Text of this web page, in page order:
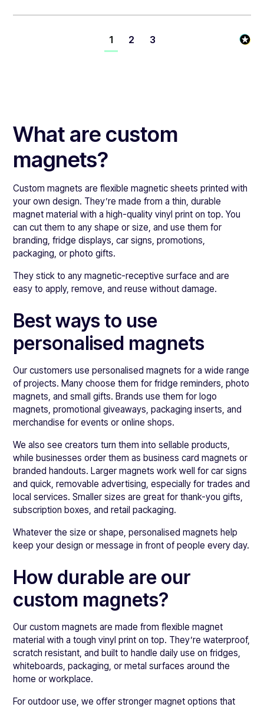
1 2 3
What are custom
magnets?
Custom magnets are flexible magnetic sheets printed with
your own design. They’re made from a thin, durable
magnet material with a high-quality vinyl print on top. You
can cut them to any shape or size, and use them for
branding, fridge displays, car signs, promotions,
packaging, or photo gifts.
They stick to any magnetic-receptive surface and are
easy to apply, remove, and reuse without damage.
Best ways to use
personalised magnets
Our customers use personalised magnets for a wide range
of projects. Many choose them for fridge reminders, photo
magnets, and small gifts. Brands use them for logo
magnets, promotional giveaways, packaging inserts, and
merchandise for events or online shops.
We also see creators turn them into sellable products,
while businesses order them as business card magnets or
branded handouts. Larger magnets work well for car signs
and quick, removable advertising, especially for trades and
local services. Smaller sizes are great for thank-you gifts,
subscription boxes, and retail packaging.
Whatever the size or shape, personalised magnets help
keep your design or message in front of people every day.
How durable are our
custom magnets?
Our custom magnets are made from flexible magnet
material with a tough vinyl print on top. They’re waterproof,
scratch resistant, and built to handle daily use on fridges,
whiteboards, packaging, or metal surfaces around the
home or workplace.
For outdoor use, we offer stronger magnet options that